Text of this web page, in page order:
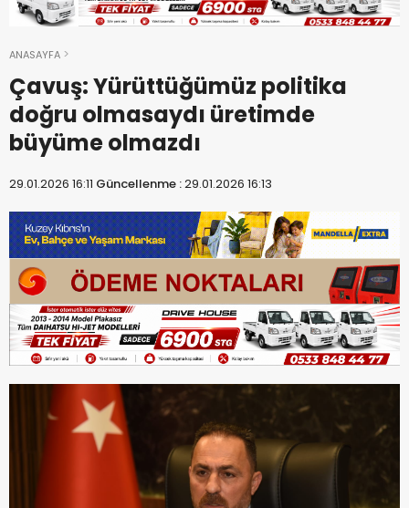
ANASAYFA
Çavuş: Yürüttüğümüz politika
doğru olmasaydı üretimde
büyüme olmazdı
29.01.2026 16:11 Güncellenme :29.01.2026 16:13